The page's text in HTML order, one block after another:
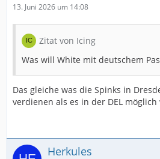
13. Juni 2026 um 14:08
Zitat von Icing
Was will White mit deutschem
Das gleiche was die Spinks in
verdienen als es in der DEL möglich
Herkules